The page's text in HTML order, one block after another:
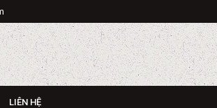
LIÊN HỆ